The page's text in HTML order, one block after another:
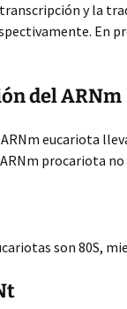
y la
En
del ARNm
eucariota
procariota no
son 80S,